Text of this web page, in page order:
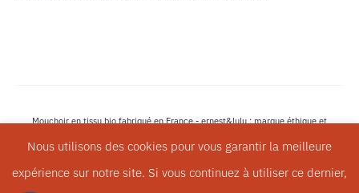
Mouchoir en tissu bio fabriqué en France - ernest&lulu : marque éthique et
écologique - Copyright © 2023
Nous utilisons des cookies pour vous garantir la meilleure
expérience sur notre site. Si vous continuez à utiliser ce dernier,